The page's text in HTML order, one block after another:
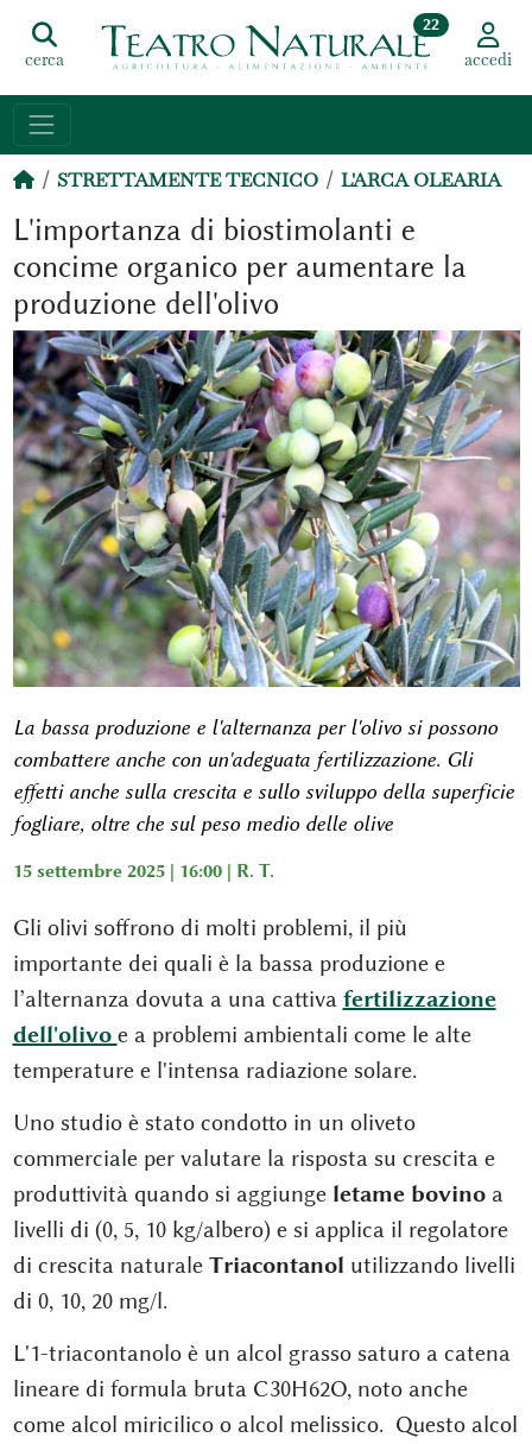
cerca
22
accedi
STRETTAMENTE TECNICO L'ARCA OLEARIA
L'importanza di biostimolanti e
concime organico per aumentare la
produzione dell'olivo
La bassa produzione e l'alternanza per l'olivo si possono
combattere anche con un'adeguata fertilizzazione. Gli
effetti anche sulla crescita e sullo sviluppo della superficie
fogliare, oltre che sul peso medio delle olive
15 settembre 2025 | 16:00 | R. T.
Gli olivi soffrono di molti problemi, il più
importante dei quali è la bassa produzione e
l’alternanza dovuta a una cattiva fertilizzazione
dell'olivo e a problemi ambientali come le alte
temperature e l'intensa radiazione solare.
Uno studio è stato condotto in un oliveto
commerciale per valutare la risposta su crescita e
produttività quando si aggiunge letame bovinoa
livelli di (0, 5, 10 kg/albero) e si applica il regolatore
di crescita naturale Triacontanol utilizzando livelli
di 0, 10, 20 mg/l.
L'1-triacontanolo è un alcol grasso saturo a catena
lineare di formula bruta C30H62O, noto anche
come alcol miricilico o alcol melissico. Questo alcol